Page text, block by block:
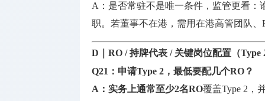
A：是否常驻不是唯一条件，监管更看
职。若董事不在港，需用在港高管团队
D｜RO / 持牌代表 / 关键岗位配置（Type
Q21：申请Type 2，最低要配几个RO？
A： 实务上通常至少2名RO覆盖Type 2，